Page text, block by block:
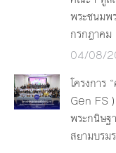
พระชนมพ
กรกฎาค
04/08/
โครงการ
Gen FS )
พระกนิษฐ
สยามบรม